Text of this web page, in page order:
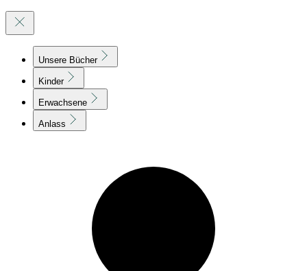
Unsere Bücher
Kinder
Erwachsene
Anlass